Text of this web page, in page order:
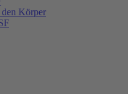
den Körper